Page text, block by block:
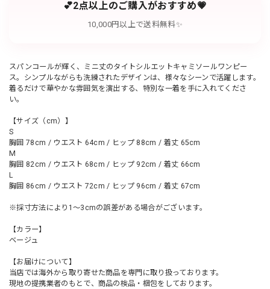
💕2点以上のご購入がおすすめ💗
10,000円以上で送料無料✨
スパンコールが輝く、ミニ丈のタイトシルエットキャミソールワンピー
ス。シンプルながらも洗練されたデザインは、様々なシーンで活躍します。
着るだけで華やかな雰囲気を演出する、特別な一着を手に入れてくださ
い。
【サイズ（cm）】
S
胸囲 78cm / ウエスト 64cm / ヒップ 88cm / 着丈 65cm
M
胸囲 82cm / ウエスト 68cm / ヒップ 92cm / 着丈 66cm
L
胸囲 86cm / ウエスト 72cm / ヒップ 96cm / 着丈 67cm
※採寸方法により1～3cmの誤差がある場合がございます。
【カラー】
ベージュ
【お届けについて】
当店では海外から取り寄せた商品を専門に取り扱っております。
現地の提携業者のもとで、商品の検品・梱包をしております。